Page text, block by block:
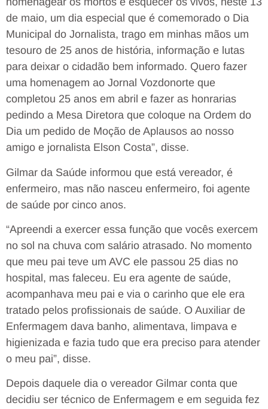
de maio, um dia especial que é comemorado o Dia
Municipal do Jornalista, trago em minhas mãos um
tesouro de 25 anos de história, informação e lutas
para deixar o cidadão bem informado. Quero fazer
uma homenagem ao Jornal Vozdonorte que
completou 25 anos em abril e fazer as honrarias
pedindo a Mesa Diretora que coloque na Ordem do
Dia um pedido de Moção de Aplausos ao nosso
amigo e jornalista Elson Costa”, disse.
Gilmar da Saúde informou que está vereador, é
enfermeiro, mas não nasceu enfermeiro, foi agente
de saúde por cinco anos.
“Apreendi a exercer essa função que vocês exercem
no sol na chuva com salário atrasado. No momento
que meu pai teve um AVC ele passou 25 dias no
hospital, mas faleceu. Eu era agente de saúde,
acompanhava meu pai e via o carinho que ele era
tratado pelos profissionais de saúde. O Auxiliar de
Enfermagem dava banho, alimentava, limpava e
higienizada e fazia tudo que era preciso para atender
o meu pai”, disse.
Depois daquele dia o vereador Gilmar conta que
decidiu ser técnico de Enfermagem e em seguida fez